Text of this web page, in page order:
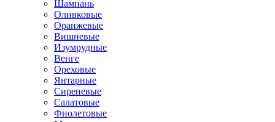
Шампань
Оливковые
Оранжевые
Вишневые
Изумрудные
Венге
Ореховые
Янтарные
Сиреневые
Салатовые
Фиолетовые